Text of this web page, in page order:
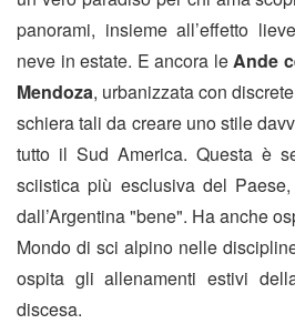
panorami, insieme all’effetto
neve in estate. E ancora leAnde
Mendoza, urbanizzata con
schiera tali da creare uno stile
tutto il Sud America. Questa è
sciistica più esclusiva del
dall’Argentina "bene". Ha anche
Mondo di sci alpino nelle
ospita gli allenamenti estivi
discesa.